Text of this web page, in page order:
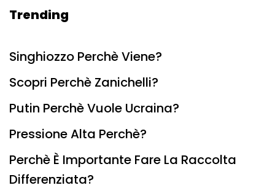
Trending
Singhiozzo Perchè Viene?
Scopri Perchè Zanichelli?
Putin Perchè Vuole Ucraina?
Pressione Alta Perchè?
Perchè È Importante Fare La Raccolta
Differenziata?